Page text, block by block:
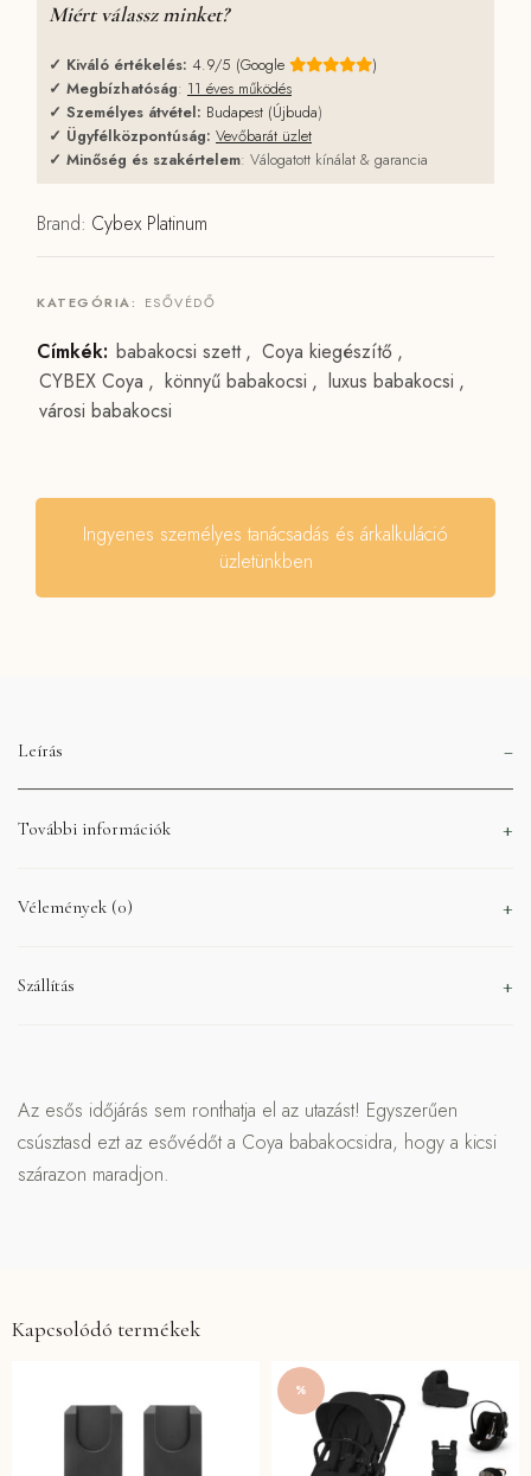
Miért válassz minket?
✓ Kiváló értékelés: 4.9/5 (Google
)
✓ Megbízhatóság: 11 éves működés
✓ Személyes átvétel: Budapest (Újbuda)
✓ Ügyfélközpontúság: Vevőbarát üzlet
✓ Minőség és szakértelem: Válogatott kínálat & garancia
Brand: Cybex Platinum
KATEGÓRIA: ESŐVÉDŐ
Címkék: babakocsi szett , Coya kiegészítő ,
CYBEX Coya , könnyű babakocsi , luxus babakocsi ,
városi babakocsi
Ingyenes személyes tanácsadás és árkalkuláció
üzletünkben
Leírás
További információk
Vélemények (0)
Szállítás
Az esős időjárás sem ronthatja el az utazást! Egyszerűen
csúsztasd ezt az esővédőt a Coya babakocsidra, hogy a kicsi
szárazon maradjon.
Kapcsolódó termékek
%